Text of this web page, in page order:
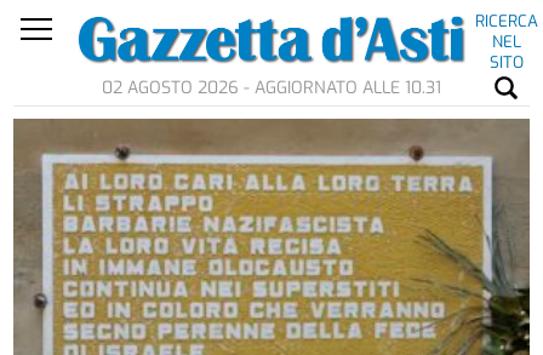
RICERCA
NEL
SITO
02 AGOSTO 2026 - AGGIORNATO ALLE 10.31